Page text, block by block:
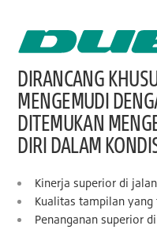
DIRANCANG
MENGEMUDI
DITEMUKAN
DIRI DALAM
Kinerja superior di
Kualitas tampilan yang
Penanganan superior